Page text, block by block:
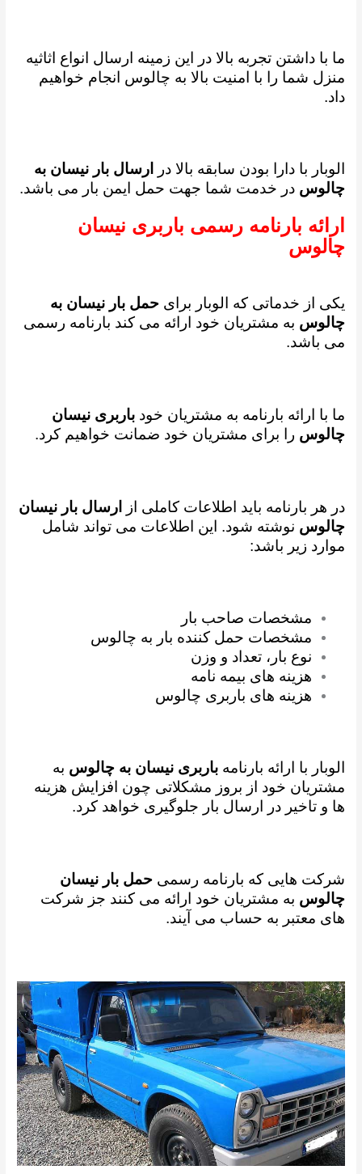
ما با داشتن تجربه بالا در این زمینه ارسال انواع اثاثیه
منزل شما را با امنیت بالا به چالوس انجام خواهیم
داد.
الوبار با دارا بودن سابقه بالا در
ارسال بار نیسان به
چالوس در خدمت شما جهت حمل ایمن بار می باشد.
ارائه بارنامه رسمی باربری نیسان
چالوس
یکی از خدماتی که الوبار برایحمل بار نیسان به
چالوس به مشتریان خود ارائه می کند بارنامه رسمی
می باشد.
ما با ارائه بارنامه به مشتریان خودباربری نیسان
چالوس را برای مشتریان خود ضمانت خواهیم کرد.
در هر بارنامه باید اطلاعات کاملی از
ارسال بار نیسان
چالوس نوشته شود. این اطلاعات می تواند شامل
موارد زیر باشد:
مشخصات صاحب بار
مشخصات حمل کننده بار به چالوس
نوع بار، تعداد و وزن
هزینه های بیمه نامه
هزینه های باربری چالوس
الوبار با ارائه بارنامهباربری نیسان به چالوس به
مشتریان خود از بروز مشکلاتی چون افزایش هزینه
ها و تاخیر در ارسال بار جلوگیری خواهد کرد.
شرکت هایی که بارنامه رسمیحمل بار نیسان
چالوس به مشتریان خود ارائه می کنند جز شرکت
های معتبر به حساب می آیند.